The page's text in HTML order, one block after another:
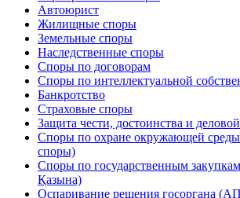
Автоюрист
Жилищные споры
Земельные споры
Наследственные споры
Споры по договорам
Споры по интеллектуальной
Банкротство
Страховые споры
Защита чести, достоинства и
Споры по охране окружающей среды
споры)
Споры по государственным
Қазына)
Оспаривание решения госоргана